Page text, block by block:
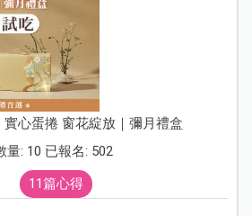
實心蛋捲 窗花綻放｜彌月禮盒
量: 10 已報名: 502
11篇心得